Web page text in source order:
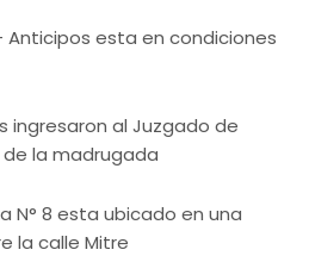
Anticipos esta en condiciones
ingresaron al Juzgado de
de la madrugada
N° 8 esta ubicado en una
la calle Mitre